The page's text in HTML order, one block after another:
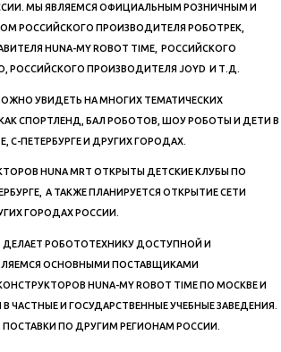
МЫ ЯВЛЯЕМСЯ ОФИЦИАЛЬНЫМ РОЗНИЧНЫМ И
РОССИЙСКОГО ПРОИЗВОДИТЕЛЯ РОБОТРЕК,
HUNA-MY ROBOT TIME, РОССИЙСКОГО
РОССИЙСКОГО ПРОИЗВОДИТЕЛЯ JOYD И Т.Д.
УВИДЕТЬ НА МНОГИХ ТЕМАТИЧЕСКИХ
СПОРТЛЕНД, БАЛ РОБОТОВ, ШОУ РОБОТЫ И ДЕТИ В
С-ПЕТЕРБУРГЕ И ДРУГИХ ГОРОДАХ.
HUNA MRT ОТКРЫТЫ ДЕТСКИЕ КЛУБЫ ПО
А ТАКЖЕ ПЛАНИРУЕТСЯ ОТКРЫТИЕ СЕТИ
ГОРОДАХ РОССИИ.
РОБОТОТЕХНИКУ ДОСТУПНОЙ И
ОСНОВНЫМИ ПОСТАВЩИКАМИ
HUNA-MY ROBOT TIME ПО МОСКВЕ И
ЧАСТНЫЕ И ГОСУДАРСТВЕННЫЕ УЧЕБНЫЕ ЗАВЕДЕНИЯ.
ПО ДРУГИМ РЕГИОНАМ РОССИИ.